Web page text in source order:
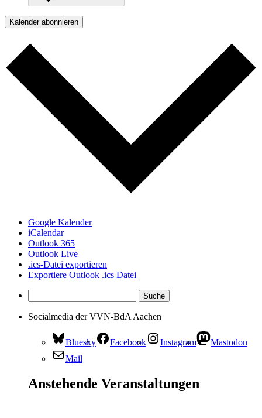
Kalender abonnieren
Google Kalender
iCalendar
Outlook 365
Outlook Live
.ics-Datei exportieren
Exportiere Outlook .ics Datei
Socialmedia der VVN-BdA Aachen
Bluesky Facebook Instagram
Mastodon
Mail
Anstehende Veranstaltungen